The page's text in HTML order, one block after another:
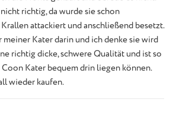
richtig, da wurde sie schon
attackiert und anschließend besetzt.
meiner Kater darin und ich denke sie wird
richtig dicke, schwere Qualität und ist so
Kater bequem drin liegen können.
wieder kaufen.